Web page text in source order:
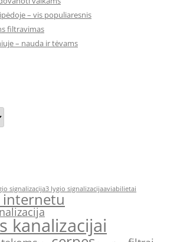
– vis populiaresnis
filtravimas
– nauda ir tėvams
signalizacija3 lygio signalizacijaaviabilietai
internetu
kanalizacijai